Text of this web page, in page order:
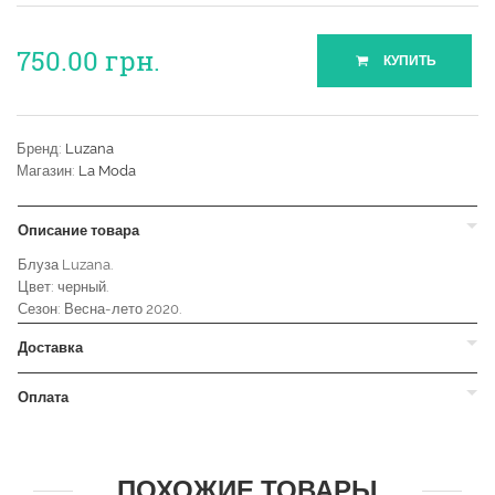
750.00 грн. КУПИТЬ
Бренд: Luzana
Магазин: La Moda
Описание товара
Блуза Luzana.
Цвет: черный.
Сезон: Весна-лето 2020.
Доставка
Оплата